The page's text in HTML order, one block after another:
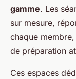
gamme. Les
sur mesure,
chaque
de préparation
Ces espaces